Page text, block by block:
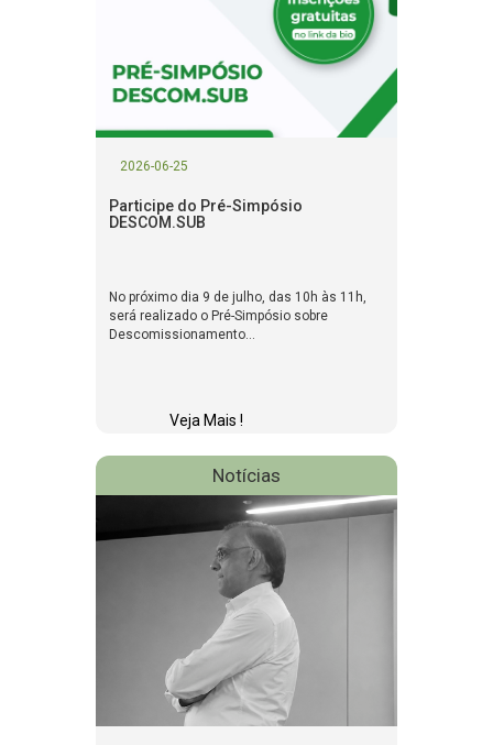
2026-06-25
Participe do Pré-Simpósio
DESCOM.SUB
No próximo dia 9 de julho, das 10h às 11h,
será realizado o Pré-Simpósio sobre
Descomissionamento...
Veja Mais !
Notícias